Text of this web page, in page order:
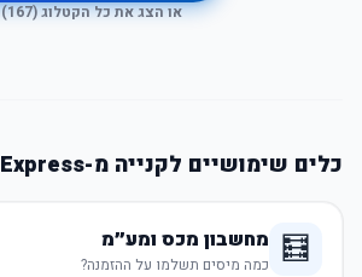
או הצג את כל הקטלוג (167
)
כלים שימושיים לקנייה מ-AliExpress
🧮 מחשבון מכס ומע״מ
כמה מיסים תשלמו על ההזמנה?